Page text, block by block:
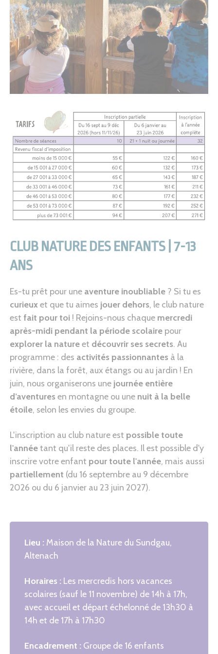
CLUB NATURE DES ENFANTS | 7-13
ANS
Es-tu prêt pour une aventure inoubliable ? Si tu es
curieuxet que tu aimes jouer dehors, le club nature
est fait pour toi ! Rejoins-nous chaque mercredi
après-midi pendant la période scolaire pour
explorer la natureet découvrir ses secrets. Au
programme : des activités passionnantes à la
rivière, dans la forêt, aux étangs ou au jardin ! En
juin, nous organiserons une journée entière
d’aventures en montagne ou une nuit à la belle
étoile, selon les envies du groupe.
L'inscription au club nature est possible toute
l'annéetant qu'il reste des places. Il est possible d'y
inscrire votre enfant pour toute l'année, mais aussi
partiellement (du 16 septembre au 9 décembre
2026 ou du 6 janvier au 23 juin 2027).
Lieu : Maison de la Nature du Sundgau,
Altenach
Horaires : Les mercredis hors vacances
scolaires (sauf le 11 novembre) de 14h à 17h,
avec accueil et départ échelonné de 13h30 à
14h et de 17h à 17h30
Encadrement : Groupe de 16 enfants